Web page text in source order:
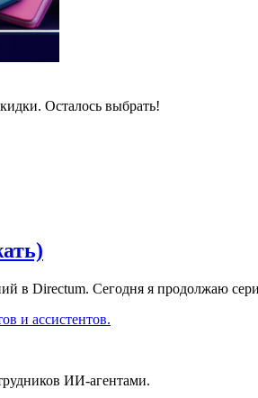
Осталось выбрать!
в Directum. Сегодня я продолжаю
и ассистентов.
ИИ-агентами.